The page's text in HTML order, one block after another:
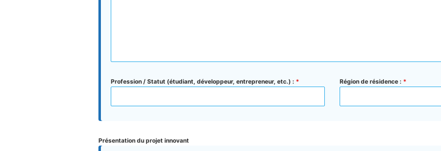
Profession / Statut (étudiant, développeur, entrepreneur, etc.) : * Région de résidence : *
Présentation du projet innovant